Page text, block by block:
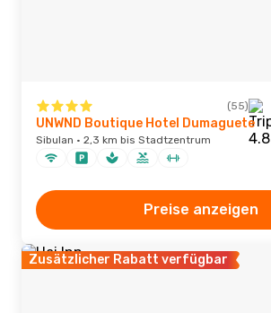
(55)
UNWND Boutique Hotel Dumaguete
Sibulan · 2,3 km bis Stadtzentrum
Preise anzeigen
Zusätzlicher Rabatt verfügbar